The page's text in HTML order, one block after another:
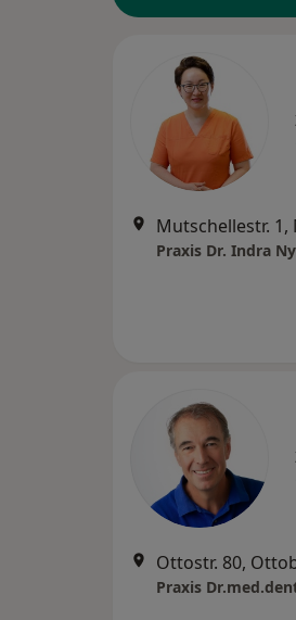
Mutschellestr. 1,
Praxis Dr. Indra
Ottostr. 80,
Praxis